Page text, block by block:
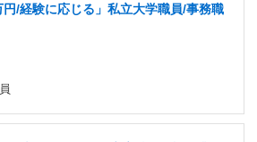
円/経験に応じる」私立大学職員/事務職